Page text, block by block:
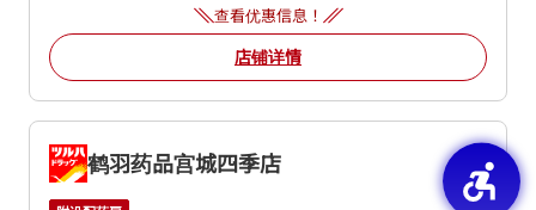
查看优惠信息！
店铺详情
鹤羽药品宫城四季店